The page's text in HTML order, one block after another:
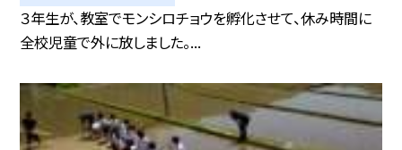
３年生が、教室でモンシロチョウを孵化させて、休み時間に
全校児童で外に放しました。...